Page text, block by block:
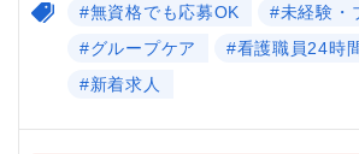
#無資格でも応募OK
#未経験・
#グループケア
#看護職員24時
#新着求人